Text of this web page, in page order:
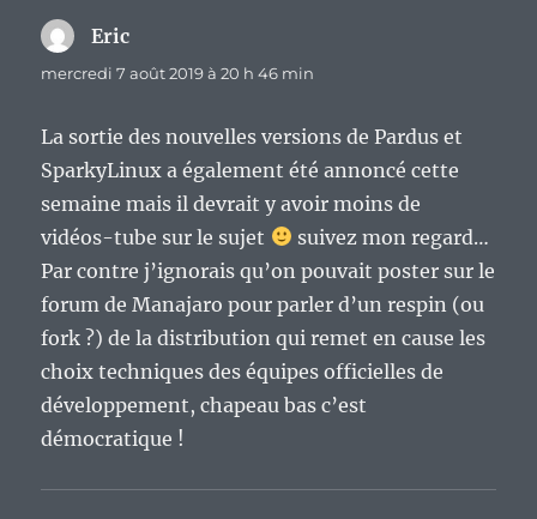
Eric
mercredi 7 août 2019 à 20 h 46 min
La sortie des nouvelles versions de Pardus et
SparkyLinux a également été annoncé cette
semaine mais il devrait y avoir moins de
vidéos-tube sur le sujet
suivez mon regard…
Par contre j’ignorais qu’on pouvait poster sur le
forum de Manajaro pour parler d’un respin (ou
fork ?) de la distribution qui remet en cause les
choix techniques des équipes officielles de
développement, chapeau bas c’est
démocratique !